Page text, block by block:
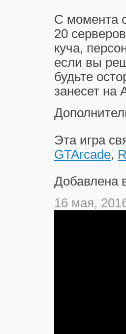
С момента
20
куча,
если вы
будьте
занесет на
Эта игра
GTArcade,
Добавлена
16 мая,